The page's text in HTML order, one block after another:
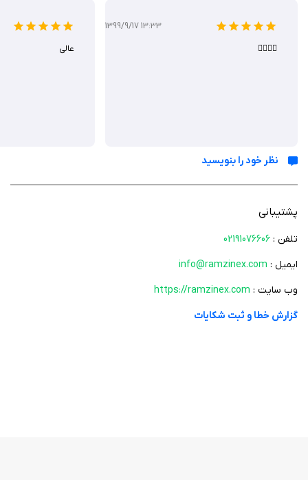
برنامه رمزینکس ایفون یک صرافی p2p محسوب می‌شود، این یعنی برای عملیات
خرید و فروش ارزهای دیجیتال واسطه‌ای وجود نداشته و این عملیات به صورت
پایین می‌باشد، این اپلیکیشن همانند برنامه
پایین ترین میران کارمزد را از کاربران خود دریافت نماید.
پشتیبانی و چت آنلاین
این برنامه از چت آنلاین پشتیبانی می‌کند، شما می‌توانید در هر زمان با ارسال
تیکت و چت آنلاین سوالات خود را مطرح نمایید، همچنین برنامه رمزینکس تریدر
1399/9/17 13:33
👌🏼👌🏼 عالی
نظر خود را بنویسید
پشتیبانی
تلفن : 02191076606
ایمیل : info@ramzinex.com
وب سایت : https://ramzinex.com
گزارش خطا و ثبت شکایات